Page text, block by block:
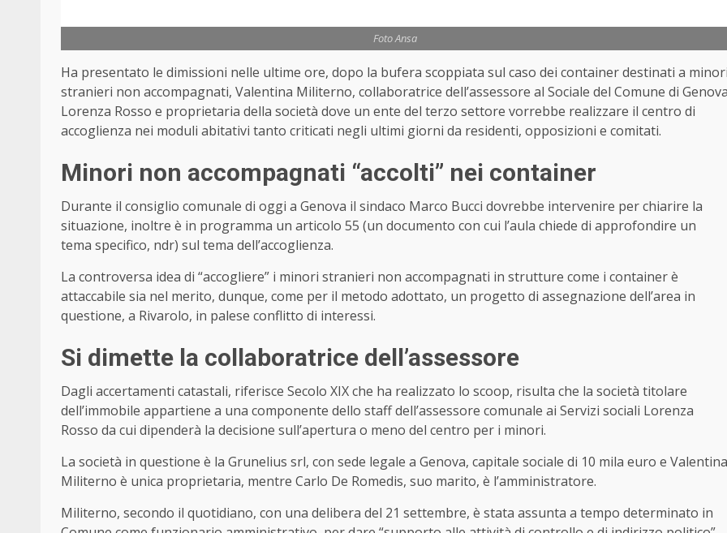
Foto Ansa
Ha presentato le dimissioni nelle ultime ore, dopo la bufera scoppiata sul caso dei container destinati a
stranieri non accompagnati, Valentina Militerno, collaboratrice dell’assessore al Sociale del Comune di
Lorenza Rosso e proprietaria della società dove un ente del terzo settore vorrebbe realizzare il centro di
accoglienza nei moduli abitativi tanto criticati negli ultimi giorni da residenti, opposizioni e comitati.
Minori non accompagnati “accolti” nei container
Durante il consiglio comunale di oggi a Genova il sindaco Marco Bucci dovrebbe intervenire per chiarire la
situazione, inoltre è in programma un articolo 55 (un documento con cui l’aula chiede di approfondire un
tema specifico, ndr) sul tema dell’accoglienza.
La controversa idea di “accogliere” i minori stranieri non accompagnati in strutture come i container è
attaccabile sia nel merito, dunque, come per il metodo adottato, un progetto di assegnazione dell’area in
questione, a Rivarolo, in palese conflitto di interessi.
Si dimette la collaboratrice dell’assessore
Dagli accertamenti catastali, riferisce Secolo XIX che ha realizzato lo scoop, risulta che la società titolare
dell’immobile appartiene a una componente dello staff dell’assessore comunale ai Servizi sociali Lorenza
Rosso da cui dipenderà la decisione sull’apertura o meno del centro per i minori.
La società in questione è la Grunelius srl, con sede legale a Genova, capitale sociale di 10 mila euro e Valentina
Militerno è unica proprietaria, mentre Carlo De Romedis, suo marito, è l’amministratore.
Militerno, secondo il quotidiano, con una delibera del 21 settembre, è stata assunta a tempo determinato in